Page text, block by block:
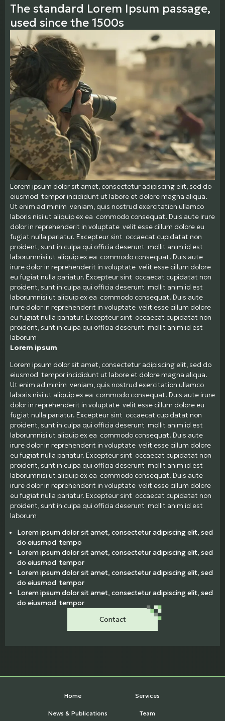
The standard Lorem Ipsum passage,
used since the 1500s
Lorem ipsum dolor sit amet, consectetur adipiscing elit, sed do
eiusmod tempor incididunt ut labore et dolore magna aliqua.
Ut enim ad minim veniam, quis nostrud exercitation ullamco
laboris nisi ut aliquip ex ea commodo consequat. Duis aute irure
dolor in reprehenderit in voluptate velit esse cillum dolore eu
fugiat nulla pariatur. Excepteur sint occaecat cupidatat non
proident, sunt in culpa qui officia deserunt mollit anim id est
laborumnisi ut aliquip ex ea commodo consequat. Duis aute
irure dolor in reprehenderit in voluptate velit esse cillum dolore
eu fugiat nulla pariatur. Excepteur sint occaecat cupidatat non
proident, sunt in culpa qui officia deserunt mollit anim id est
laborumnisi ut aliquip ex ea commodo consequat. Duis aute
irure dolor in reprehenderit in voluptate velit esse cillum dolore
eu fugiat nulla pariatur. Excepteur sint occaecat cupidatat non
proident, sunt in culpa qui officia deserunt mollit anim id est
laborum
Lorem ipsum
Lorem ipsum dolor sit amet, consectetur adipiscing elit, sed do
eiusmod tempor incididunt ut labore et dolore magna aliqua.
Ut enim ad minim veniam, quis nostrud exercitation ullamco
laboris nisi ut aliquip ex ea commodo consequat. Duis aute irure
dolor in reprehenderit in voluptate velit esse cillum dolore eu
fugiat nulla pariatur. Excepteur sint occaecat cupidatat non
proident, sunt in culpa qui officia deserunt mollit anim id est
laborumnisi ut aliquip ex ea commodo consequat. Duis aute
irure dolor in reprehenderit in voluptate velit esse cillum dolore
eu fugiat nulla pariatur. Excepteur sint occaecat cupidatat non
proident, sunt in culpa qui officia deserunt mollit anim id est
laborumnisi ut aliquip ex ea commodo consequat. Duis aute
irure dolor in reprehenderit in voluptate velit esse cillum dolore
eu fugiat nulla pariatur. Excepteur sint occaecat cupidatat non
proident, sunt in culpa qui officia deserunt mollit anim id est
laborum
Lorem ipsum dolor sit amet, consectetur adipiscing elit, sed
do eiusmod tempo
Lorem ipsum dolor sit amet, consectetur adipiscing elit, sed
do eiusmod tempor
Lorem ipsum dolor sit amet, consectetur adipiscing elit, sed
do eiusmod tempor
Lorem ipsum dolor sit amet, consectetur adipiscing elit, sed
do eiusmod tempor
Contact
Home Services
News & Publications Team